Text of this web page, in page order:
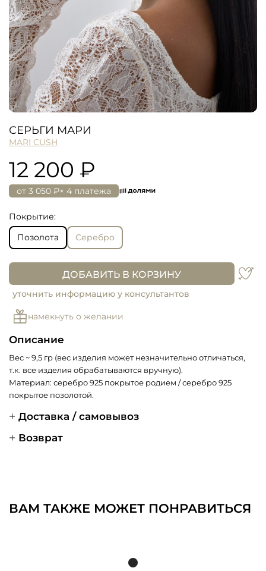
СЕРЬГИ МАРИ
MARI CUSH
12 200 ₽
от 3 050 ₽× 4 платежа
Покрытие:
Позолота
Серебро
ДОБАВИТЬ В КОРЗИНУ
уточнить информацию у консультантов
намекнуть о желании
Описание
Вес ~ 9,5 гр (вес изделия может незначительно отличаться,
т.к. все изделия обрабатываются вручную).
Материал: серебро 925 покрытое родием / серебро 925
покрытое позолотой.
Доставка / самовывоз
Возврат
ВАМ ТАКЖЕ МОЖЕТ ПОНРАВИТЬСЯ